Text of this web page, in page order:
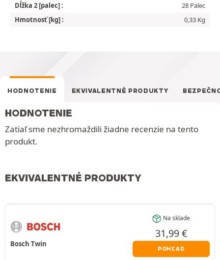
Dĺžka 2 [palec] :
28 Palec
Hmotnosť [kg] :
0,33 Kg
HODNOTENIE EKVIVALENTNÉ PRODUKTY
HODNOTENIE
Zatiaľ sme nezhromaždili žiadne recenzie na tento
produkt.
EKVIVALENTNÉ PRODUKTY
Bosch Twin
Na sklade
31,99€
POHĽAD